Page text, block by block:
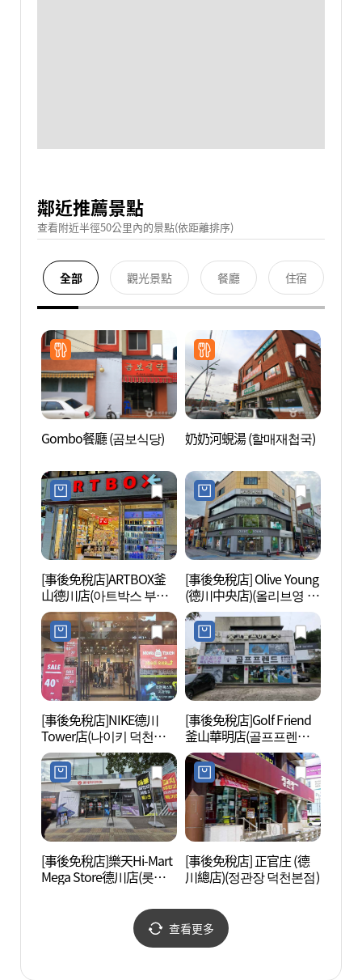
鄰近推薦景點
查看附近半徑50公里內的景點(依距離排序)
全部 觀光景點 餐廳 住宿
Gombo餐廳 (곰보식당) 奶奶河蜆湯 (할매재첩국)
[事後免稅店]ARTBOX釜
山德川店(아트박스 부산
덕천점)
[事後免稅店] Olive Young
(德川中央店)(올리브영 덕
천중앙점)
[事後免稅店]NIKE德川
Tower店(나이키 덕천타
워점)
[事後免稅店]Golf Friend
釜山華明店(골프프렌드
골때려골프 부산화명점)
[事後免稅店]樂天Hi-Mart
Mega Store德川店(롯데
[事後免稅店] 正官庄 (德
川總店)(정관장 덕천본점)
查看更多